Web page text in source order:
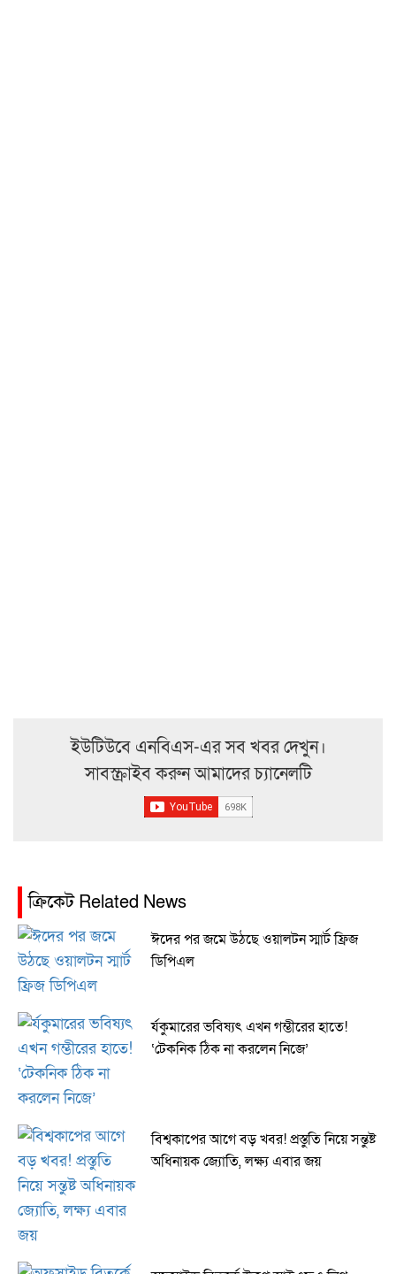
ইউটিউবে এনবিএস-এর সব খবর দেখুন।
সাবস্ক্রাইব করুন আমাদের চ্যানেলটি
ক্রিকেট Related News
ঈদের পর জমে উঠছে ওয়ালটন স্মার্ট ফ্রিজ
ডিপিএল
র্যকুমারের ভবিষ্যৎ এখন গম্ভীরের হাতে!
‘টেকনিক ঠিক না করলেন নিজে’
বিশ্বকাপের আগে বড় খবর! প্রস্তুতি নিয়ে সন্তুষ্ট
অধিনায়ক জ্যোতি, লক্ষ্য এবার জয়